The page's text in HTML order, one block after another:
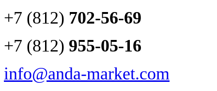
+7 (812) 702-56-69
+7 (812) 955-05-16
info@anda-market.com